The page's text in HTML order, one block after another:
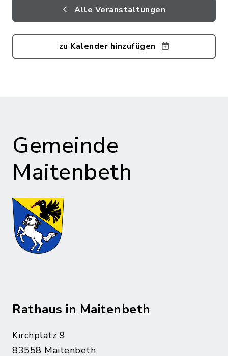
Alle Veranstaltungen
zu Kalender hinzufügen
Gemeinde
Maitenbeth
Rathaus in Maitenbeth
Kirchplatz 9
83558 Maitenbeth